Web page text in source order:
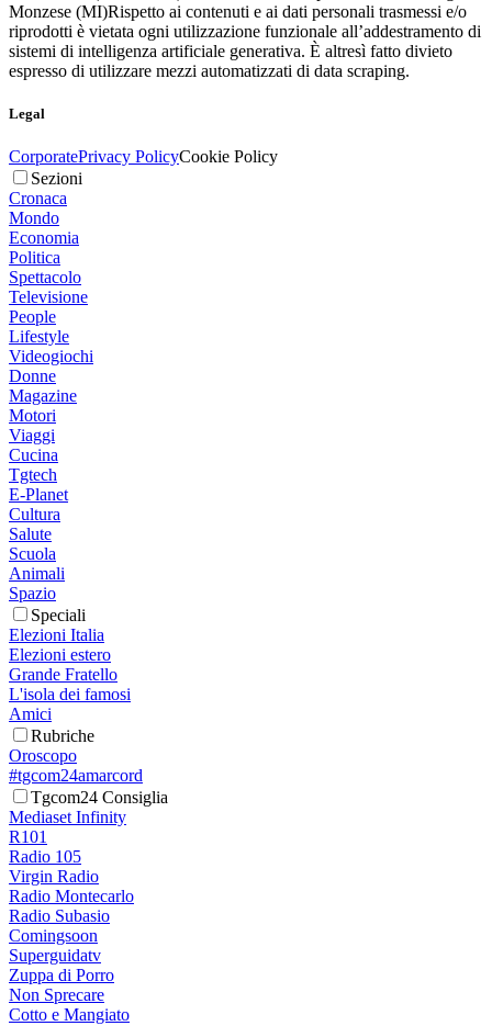
Monzese (MI)Rispetto ai contenuti e ai dati personali trasmessi e/o
riprodotti è vietata ogni utilizzazione funzionale all’addestramento di
sistemi di intelligenza artificiale generativa. È altresì fatto divieto
espresso di utilizzare mezzi automatizzati di data scraping.
Legal
CorporatePrivacy PolicyCookie Policy
Sezioni
Cronaca
Mondo
Economia
Politica
Spettacolo
Televisione
People
Lifestyle
Videogiochi
Donne
Magazine
Motori
Viaggi
Cucina
Tgtech
E-Planet
Cultura
Salute
Scuola
Animali
Spazio
Speciali
Elezioni Italia
Elezioni estero
Grande Fratello
L'isola dei famosi
Amici
Rubriche
Oroscopo
#tgcom24amarcord
Tgcom24 Consiglia
Mediaset Infinity
R101
Radio 105
Virgin Radio
Radio Montecarlo
Radio Subasio
Comingsoon
Superguidatv
Zuppa di Porro
Non Sprecare
Cotto e Mangiato